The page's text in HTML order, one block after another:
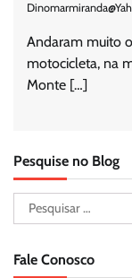
Andaram muito
motocicleta, na
Monte […]
Pesquise no Blog
Pesquisar
por:
Fale Conosco